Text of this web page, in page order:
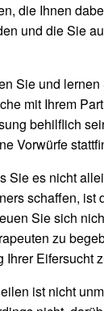
die Ihnen
und die Sie
Sie und
mit Ihrem
behilflich
Vorwürfe
Sie es nicht
schaffen, ist
Sie sich
zu
Eifersucht
ist nicht